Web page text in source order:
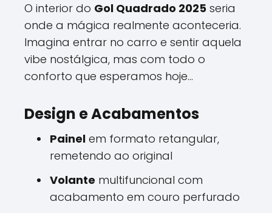
O interior do Gol Quadrado 2025 seria
onde a mágica realmente aconteceria.
Imagina entrar no carro e sentir aquela
vibe nostálgica, mas com todo o
conforto que esperamos hoje...
Design e Acabamentos
Painel em formato retangular,
remetendo ao original
Volante multifuncional com
acabamento em couro perfurado